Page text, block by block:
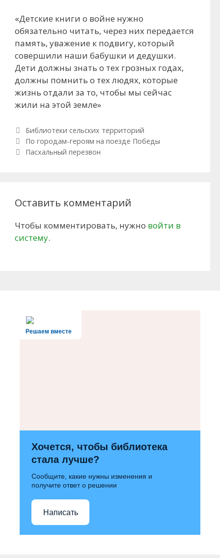
«Детские книги о войне нужно
обязательно читать, через них передается
память, уважение к подвигу, который
совершили наши бабушки и дедушки.
Дети должны знать о тех грозных годах,
должны помнить о тех людях, которые
жизнь отдали за то, чтобы мы сейчас
жили на этой земле»
Рубрики
Библиотеки сельских территорий
Навигация по записям
По городам-героям на поезде Победы
Пасхальный перезвон
Оставить комментарий
Чтобы комментировать, нужно войти в
систему.
Решаем вместе
Хочется, чтобы библиотека
стала лучше?
Сообщите, какие нужны изменения и
получите ответ о решении
Написать